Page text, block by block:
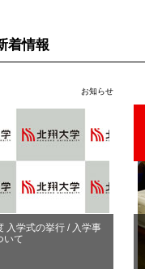
着情報
お知らせ
入学式の挙行 / 入学事
いて